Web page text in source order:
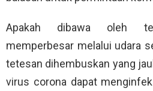
Apakah dibawa oleh
memperbesar melalui udara
tetesan dihembuskan yang
virus corona dapat